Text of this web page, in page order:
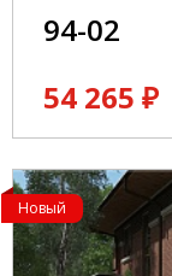
94-02
54 265 ₽
Новый